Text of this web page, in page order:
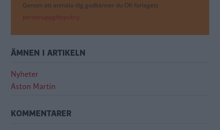
Genom att anmäla dig godkänner du OK-förlagets
personuppgiftspolicy.
ÄMNEN I ARTIKELN
Nyheter
Aston Martin
KOMMENTARER